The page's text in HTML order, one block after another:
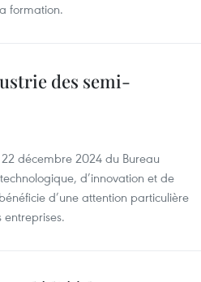
formation.
des semi-
décembre 2024 du Bureau
d’innovation et de
d’une attention particulière